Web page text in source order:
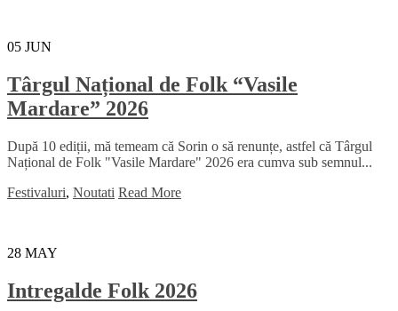
05 JUN
Târgul Național de Folk “Vasile
Mardare” 2026
După 10 ediții, mă temeam că Sorin o să renunțe, astfel că Târgul
Național de Folk "Vasile Mardare" 2026 era cumva sub semnul...
Festivaluri, Noutati Read More
28 MAY
Intregalde Folk 2026